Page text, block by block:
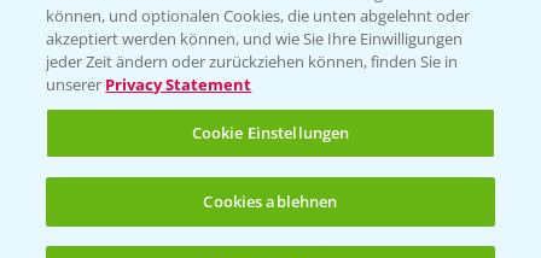
Wetter Aktuell
BROSCHÜREN
Saatgut
Sonderkulturen
können, und optionalen Cookies, die unten abgelehnt oder
akzeptiert werden können, und wie Sie Ihre Einwilligungen
jeder Zeit ändern oder zurückziehen können, finden Sie in
unserer Privacy Statement
Cookie Einstellungen
Cookies ablehnen